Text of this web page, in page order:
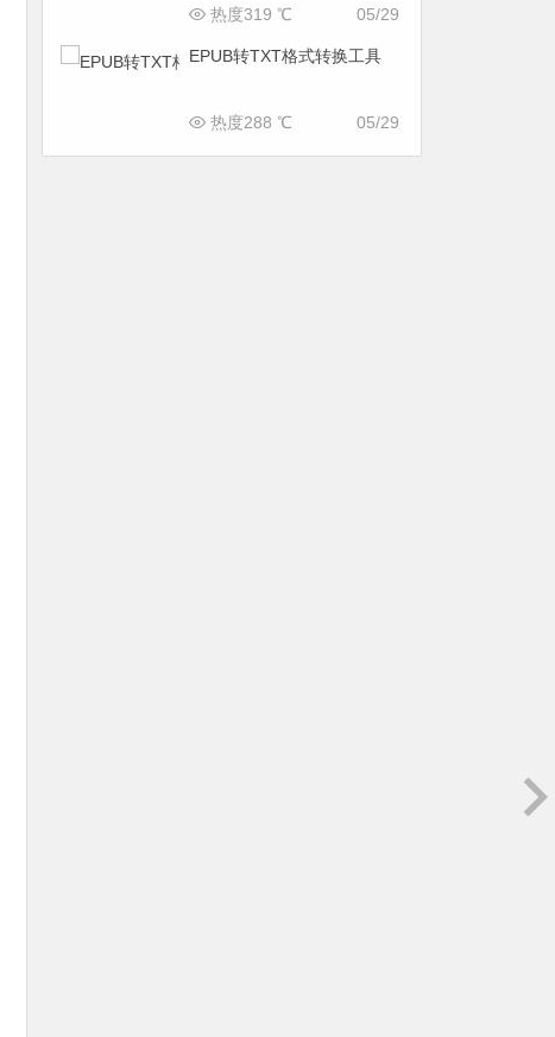
05/29
热度319 ℃
EPUB转TXT格式转换工具
05/29
热度288 ℃